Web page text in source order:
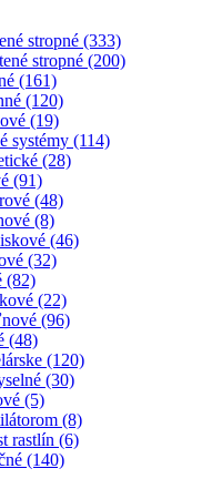
stropné (333)
stropné (200)
(161)
(120)
(19)
systémy (114)
(28)
(91)
(48)
(8)
(46)
(32)
(82)
(22)
(96)
(48)
(120)
(30)
(5)
(8)
rastlín (6)
(140)